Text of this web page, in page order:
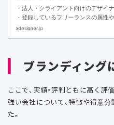
・法人・クライアント向けのデザイ
・登録しているフリーランスの属性
・各人材の強みや実績を網羅的にお伝
xdesigner.jp
ブランディング
ここで、実績・評判ともに高く
強い会社について、特徴や得意
た。